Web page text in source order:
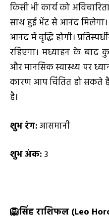
किसी भी कार्य को
साथ हुई भेंट से आनंद
आनंद में वृद्धि होगी।
रहिएगा। मध्याहन के बाद
और मानसिक स्वास्थ्य पर
कारण आप चिंतित हो सकते
है।
शुभ रंग:आसमानी
शुभ अंक:3
🦁सिंह राशिफल (Leo